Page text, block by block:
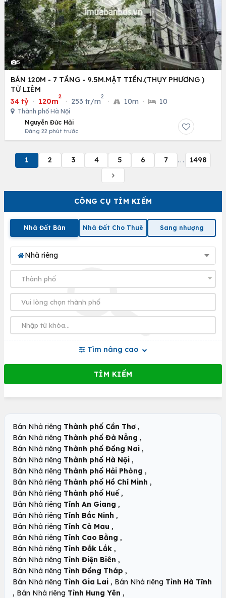
CÔNG CỤ TÌM KIẾM
Nhà Đất Bán Nhà Đất Cho Thuê Sang nhượng
Nhà riêng
Tìm nâng cao
5
BÁN 120M - 7 TẦNG - 9.5M.MẶT TIỀN.(THỤY PHƯƠNG )
TỪ LIÊM
34 tỷ · 120m
2
· 253 tr/m
2
· 10m · 10
Thành phố Hà Nội
Nguyễn Đức Hải
Đăng 22 phút trước
1 2 3 4 5 6 7 ... 1498
Bán Nhà riêng Thành phố Cần Thơ ,
Bán Nhà riêng Thành phố Đà Nẵng ,
Bán Nhà riêng Thành phố Đồng Nai ,
Bán Nhà riêng Thành phố Hà Nội ,
Bán Nhà riêng Thành phố Hải Phòng ,
Bán Nhà riêng Thành phố Hồ Chí Minh ,
Bán Nhà riêng Thành phố Huế ,
Bán Nhà riêng Tỉnh An Giang ,
Bán Nhà riêng Tỉnh Bắc Ninh ,
Bán Nhà riêng Tỉnh Cà Mau ,
Bán Nhà riêng Tỉnh Cao Bằng ,
Bán Nhà riêng Tỉnh Đắk Lắk ,
Bán Nhà riêng Tỉnh Điện Biên ,
Bán Nhà riêng Tỉnh Đồng Tháp ,
Bán Nhà riêng Tỉnh Gia Lai , Bán Nhà riêng Tỉnh Hà Tĩnh
, Bán Nhà riêng Tỉnh Hưng Yên ,